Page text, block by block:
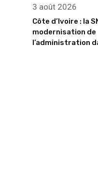
3 août 2026
Côte d’Ivoire : la
modernisation de
l’administration